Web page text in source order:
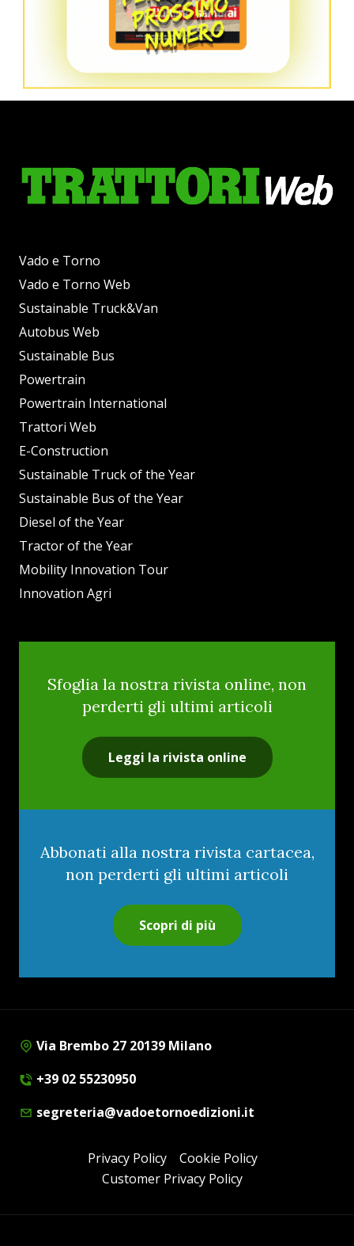
Vado e Torno
Vado e Torno Web
Sustainable Truck&Van
Autobus Web
Sustainable Bus
Powertrain
Powertrain International
Trattori Web
E-Construction
Sustainable Truck of the Year
Sustainable Bus of the Year
Diesel of the Year
Tractor of the Year
Mobility Innovation Tour
Innovation Agri
Sfoglia la nostra rivista online, non
perderti gli ultimi articoli
Leggi la rivista online
Abbonati alla nostra rivista cartacea,
non perderti gli ultimi articoli
Scopri di più
Via Brembo 27 20139 Milano
+39 02 55230950
segreteria@vadoetornoedizioni.it
Privacy Policy
Cookie Policy
Customer Privacy Policy